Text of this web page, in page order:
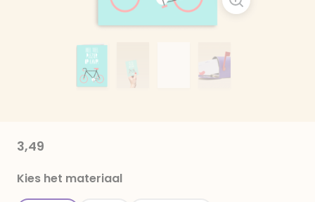
3,49
Kies het materiaal